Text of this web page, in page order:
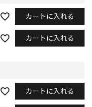
カートに入れる
カートに入れる
カートに入れる